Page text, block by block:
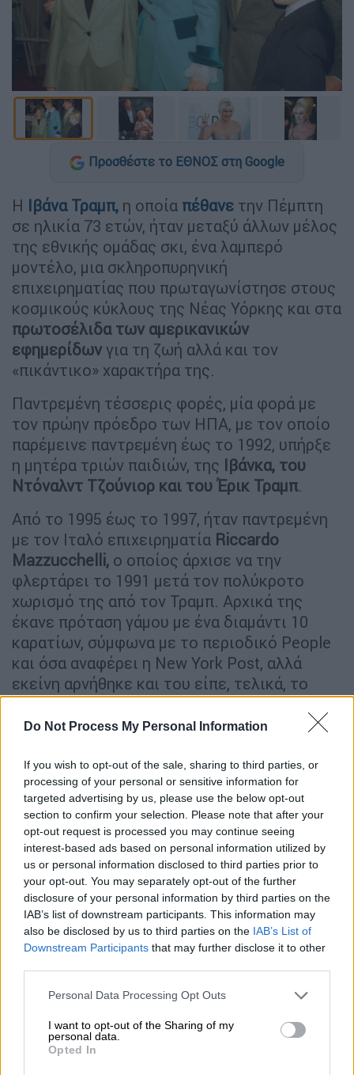
Do Not Process My Personal Information
If you wish to opt-out of the sale, sharing to third parties, or
processing of your personal or sensitive information for
targeted advertising by us, please use the below opt-out
section to confirm your selection. Please note that after your
opt-out request is processed you may continue seeing
interest-based ads based on personal information utilized by
us or personal information disclosed to third parties prior to
your opt-out. You may separately opt-out of the further
disclosure of your personal information by third parties on the
IAB’s list of downstream participants. This information may
also be disclosed by us to third parties on the IAB’s List of
Downstream Participants that may further disclose it to other
Please note that this website/app uses one or more Google
not limited to your visit or usage behaviour. You may click to
grant or deny consent to Google and its third-party tags to
use your data for below specified purposes in below Google
Personal Data Processing Opt Outs
I want to opt-out of the Sharing of my
personal data.
Opted In
Προσθέστε το ΕΘΝΟΣ στη Google
Η Ιβάνα Τραμπ, η οποία πέθανε την Πέμπτη
σε ηλικία 73 ετών, ήταν μεταξύ άλλων μέλος
της εθνικής ομάδας σκι, ένα λαμπερό
μοντέλο, μια σκληροπυρηνική
επιχειρηματίας που πρωταγωνίστησε στους
κοσμικούς κύκλους της Νέας Υόρκης και στα
πρωτοσέλιδα των αμερικανικών
εφημερίδων για τη ζωή αλλά και τον
«πικάντικο» χαρακτήρα της.
Παντρεμένη τέσσερις φορές, μία φορά με
τον πρώην πρόεδρο των ΗΠΑ, με τον οποίο
παρέμεινε παντρεμένη έως το 1992, υπήρξε
η μητέρα τριών παιδιών, της Ιβάνκα, του
Ντόναλντ Τζούνιορ και του Έρικ Τραμπ.
Από το 1995 έως το 1997, ήταν παντρεμένη
με τον Ιταλό επιχειρηματία Riccardo
Mazzucchelli, ο οποίος άρχισε να την
φλερτάρει το 1991 μετά τον πολύκροτο
χωρισμό της από τον Τραμπ. Αρχικά της
έκανε πρόταση γάμου με ένα διαμάντι 10
καρατίων, σύμφωνα με το περιοδικό People
και όσα αναφέρει η New York Post, αλλά
εκείνη αρνήθηκε και του είπε, τελικά, το
πολυπόθητο«ναι» τρία χρόνια αργότερα,
όταν της πρόσφερε ένα ζαφείρι από τη
Είκοσι όμως μήνες μετά τον γάμο τους, το
ζευγάρι αποφάσισε να ακολουθήσει
χωριστούς δρόμους, καθώς οι δύο άνθρωποι
διαφώνησαν για επαγγελματικούς λόγους.
Όπως και με τον πολύκροτο γάμο της με τον
Τραμπ, και αυτό το δραματικό διαζύγιό της
παίχτηκε στα ταμπλόιντς με έναν
ασταμάτητο πόλεμο λέξεων.
Τι ερευνούν οι Αρχές
Η αστυνομία αυτή την ώρα ερευνά
εάν η
στην East 64th Street, ανέφεραν
αστυνομικές πηγές στην The Post. Βρέθηκε